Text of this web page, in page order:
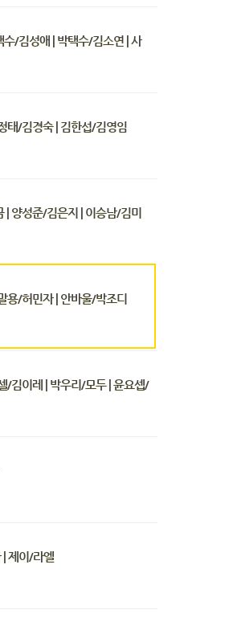
/김성애 | 박택수/김소연 | 사
태/김경숙 | 김한섭/김영임
양성준/김은지 | 이승남/김미
용/허민자 | 안바울/박조디
/김이레 | 박우리/모두 | 윤요셉/
제이/라엘